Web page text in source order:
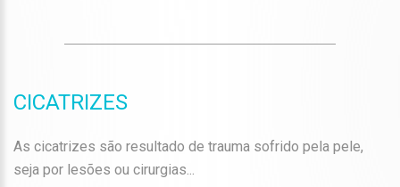
CICATRIZES
As cicatrizes são resultado de trauma sofrido pela pele,
seja por lesões ou cirurgias...